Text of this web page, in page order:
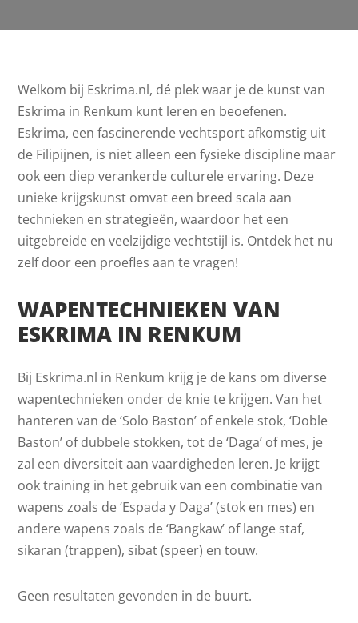
Welkom bij Eskrima.nl, dé plek waar je de kunst van
Eskrima in Renkum kunt leren en beoefenen.
Eskrima, een fascinerende vechtsport afkomstig uit
de Filipijnen, is niet alleen een fysieke discipline maar
ook een diep verankerde culturele ervaring. Deze
unieke krijgskunst omvat een breed scala aan
technieken en strategieën, waardoor het een
uitgebreide en veelzijdige vechtstijl is. Ontdek het nu
zelf door een proefles aan te vragen!
WAPENTECHNIEKEN VAN
ESKRIMA IN RENKUM
Bij Eskrima.nl in Renkum krijg je de kans om diverse
wapentechnieken onder de knie te krijgen. Van het
hanteren van de ‘Solo Baston’ of enkele stok, ‘Doble
Baston’ of dubbele stokken, tot de ‘Daga’ of mes, je
zal een diversiteit aan vaardigheden leren. Je krijgt
ook training in het gebruik van een combinatie van
wapens zoals de ‘Espada y Daga’ (stok en mes) en
andere wapens zoals de ‘Bangkaw’ of lange staf,
sikaran (trappen), sibat (speer) en touw.
Geen resultaten gevonden in de buurt.